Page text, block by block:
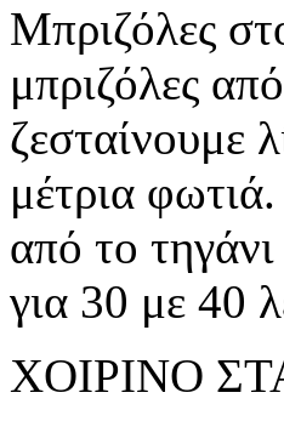
Μπριζόλες
μπριζόλες
ζεσταίνουμε
μέτρια
από το
για 30 με 40
ΧΟΙΡΙΝΟ